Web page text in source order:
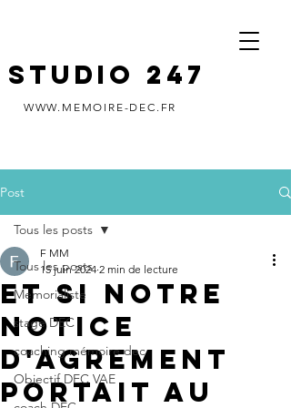
STUDIO 247
WWW.MEMOIRE-DEC.FR
Post
Tous les posts
Memorialiste
stage DEC
coaching mémoire dec
Objectif DEC VAE
Tous les posts
ET SI NOTRE
NOTICE
D'AGREMENT
PORTAIT AU
F MM
15 juin 2024 2 min de lecture